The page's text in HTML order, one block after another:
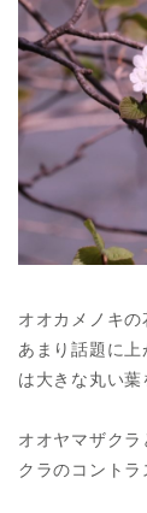
オオカメノキの
あまり話題に
は大きな丸い葉
オオヤマザク
クラのコントラ